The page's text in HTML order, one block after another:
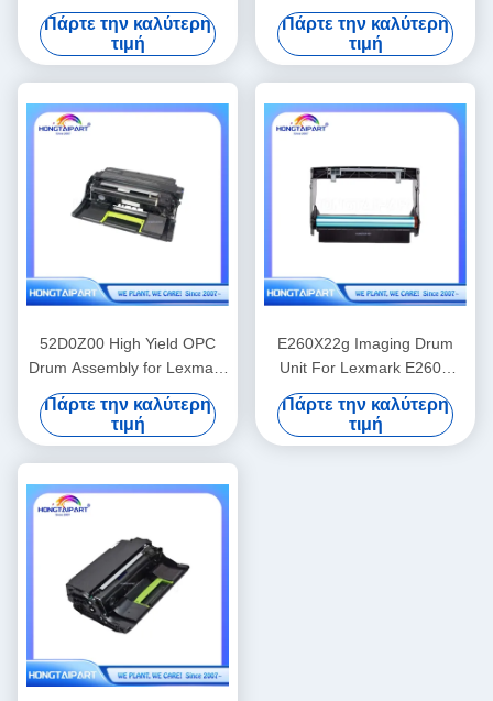
M4370LX M5360RX
Πάρτε την καλύτερη
τιμή
SC2020 CT351053 68.2K
Πάρτε την καλύτερη
τιμή
52D0Z00 High Yield OPC
Drum Assembly for Lexmark
MS810 MS812 MX710
MX711 MX712
Πάρτε την καλύτερη
τιμή
E260X22g Imaging Drum
Unit For Lexmark E260D
E260DN E360D E460 E462
Printer
Πάρτε την καλύτερη
τιμή